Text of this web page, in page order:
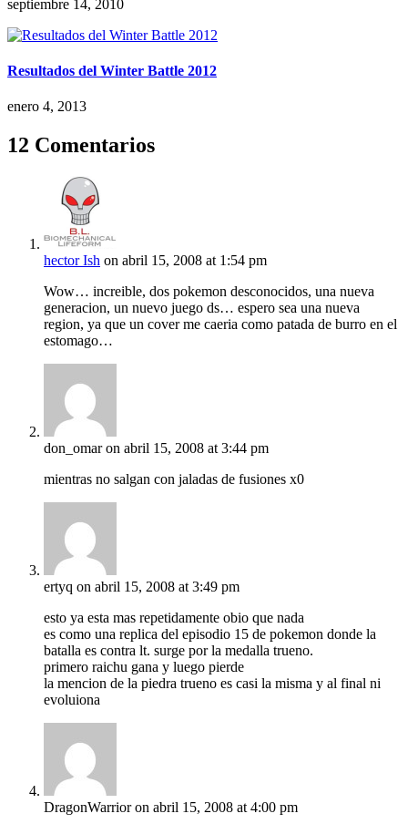
septiembre 14, 2010
Resultados del Winter Battle 2012
enero 4, 2013
12 Comentarios
hector Ish on abril 15, 2008 at 1:54 pm
Wow… increible, dos pokemon desconocidos, una nueva
generacion, un nuevo juego ds… espero sea una nueva
region, ya que un cover me caeria como patada de burro en el
estomago…
don_omar on abril 15, 2008 at 3:44 pm
mientras no salgan con jaladas de fusiones x0
ertyq on abril 15, 2008 at 3:49 pm
esto ya esta mas repetidamente obio que nada
es como una replica del episodio 15 de pokemon donde la
batalla es contra lt. surge por la medalla trueno.
primero raichu gana y luego pierde
la mencion de la piedra trueno es casi la misma y al final ni
evoluiona
DragonWarrior on abril 15, 2008 at 4:00 pm